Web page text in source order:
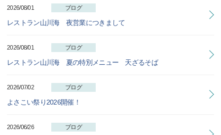
2026/08/01 ブログ
レストラン山川海 夜営業につきまして
2026/08/01 ブログ
レストラン山川海 夏の特別メニュー 天ざるそば
2026/07/02 ブログ
よさこい祭り2026開催！
2026/06/26 ブログ